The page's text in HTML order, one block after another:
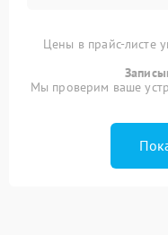
Цены в прайс-листе
Мы проверим ваше